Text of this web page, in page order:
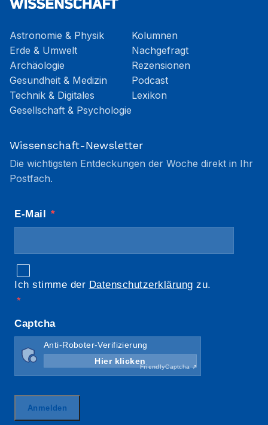
Astronomie & Physik
Erde & Umwelt
Archäologie
Gesundheit & Medizin
Technik & Digitales
Gesellschaft & Psychologie
Kolumnen
Nachgefragt
Rezensionen
Podcast
Lexikon
Wissenschaft-Newsletter
Die wichtigsten Entdeckungen der Woche direkt in Ihr
Postfach.